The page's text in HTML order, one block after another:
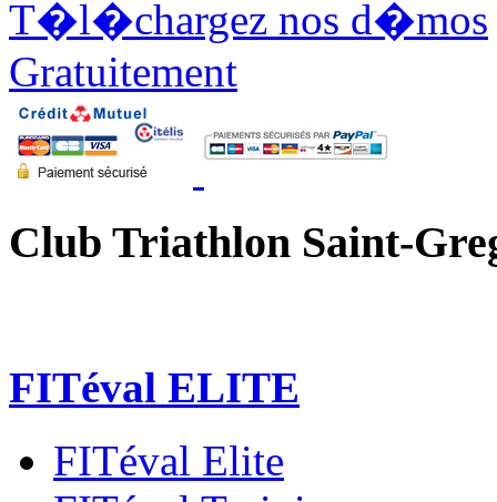
T�l�chargez nos d�mos
Gratuitement
Club Triathlon Saint-
FITéval ELITE
FITéval Elite